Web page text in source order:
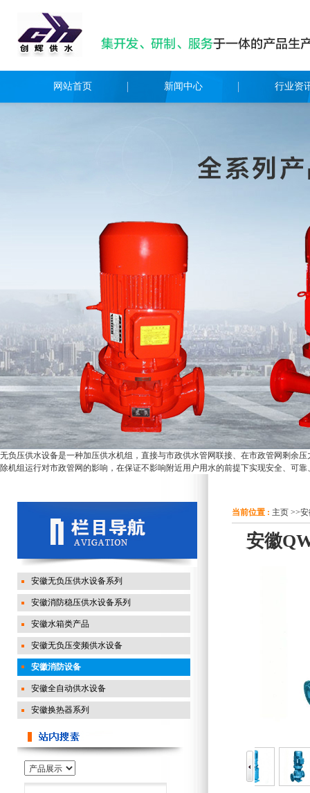
网站首页 新闻中心 行业资
无负压供水设备是一种加压供水机组，直接与市政供水管网联接、在市政管网剩余
除机组运行对市政管网的影响，在保证不影响附近用户用水的前提下实现安全、可靠
当前位置 : 主页 >>
安徽
安徽无负压供水设备系列
安徽消防稳压供水设备系列
安徽水箱类产品
安徽无负压变频供水设备
安徽消防设备
安徽全自动供水设备
安徽换热器系列